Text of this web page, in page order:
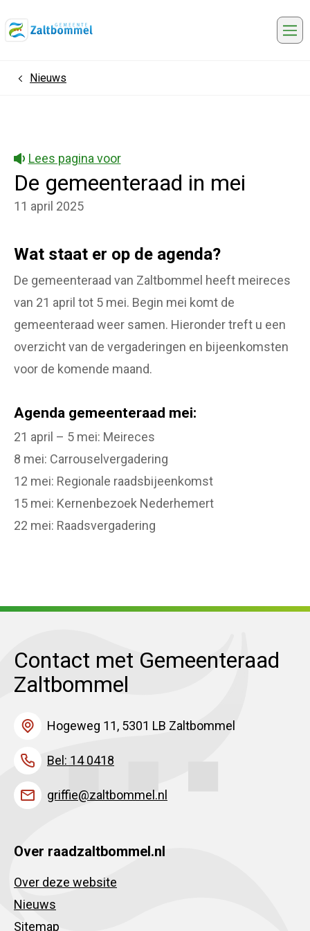
HomeNieuws
Lees pagina voor
De gemeenteraad in mei
11 april 2025
Wat staat er op de agenda?
De gemeenteraad van Zaltbommel heeft meireces
van 21 april tot 5 mei. Begin mei komt de
gemeenteraad weer samen. Hieronder treft u een
overzicht van de vergaderingen en bijeenkomsten
voor de komende maand.
Agenda gemeenteraad mei:
21 april – 5 mei: Meireces
8 mei: Carrouselvergadering
12 mei: Regionale raadsbijeenkomst
15 mei: Kernenbezoek Nederhemert
22 mei: Raadsvergadering
Contact met Gemeenteraad
Zaltbommel
Hogeweg 11, 5301 LB Zaltbommel
Bel: 14 0418
griffie@zaltbommel.nl
Over raadzaltbommel.nl
Over deze website
Nieuws
Sitemap